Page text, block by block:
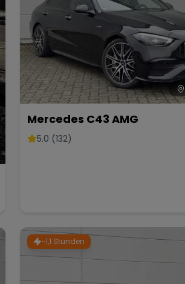
Mercedes C43 AMG
5.0 (132)
~1,1 Stunden